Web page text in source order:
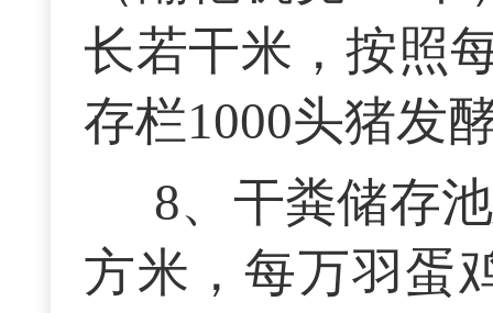
长若干米，按照
存栏1000头猪发
8、干粪储存
方米，每万羽蛋